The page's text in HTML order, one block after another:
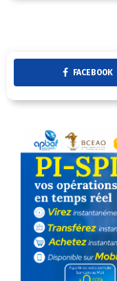
FACEBOOK